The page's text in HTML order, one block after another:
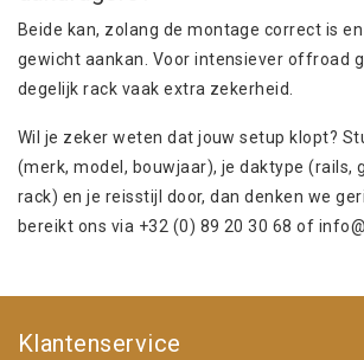
Beide kan, zolang de montage correct is
gewicht aankan. Voor intensiever offroad
degelijk rack vaak extra zekerheid.
Wil je zeker weten dat jouw setup klopt?
(merk, model, bouwjaar), je daktype (rails,
rack) en je reisstijl door, dan denken we
bereikt ons via +32 (0) 89 20 30 68 of
Klantenservice